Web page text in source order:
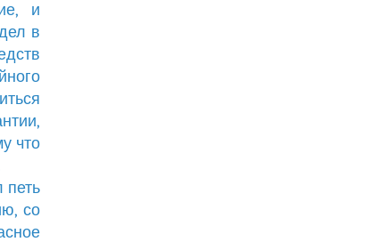
и
в
что
петь
со